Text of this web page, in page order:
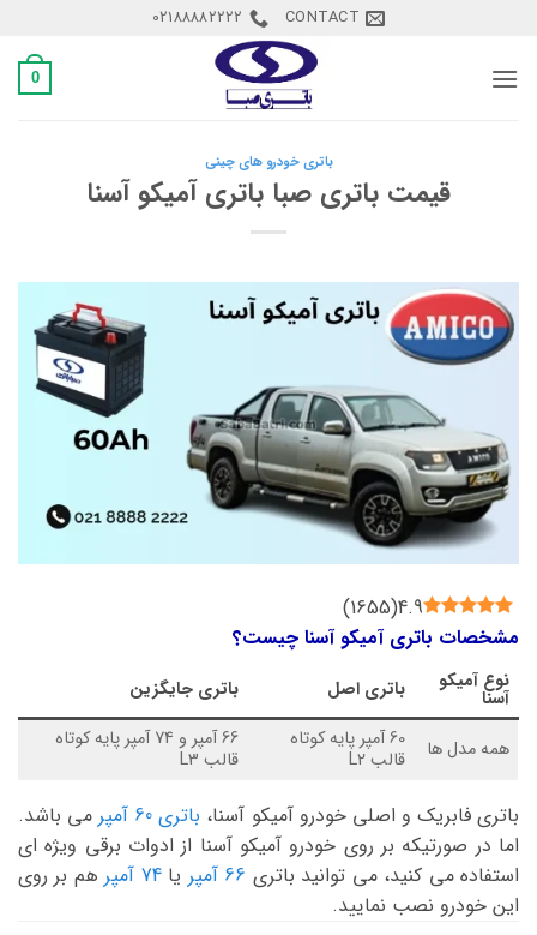
content
CONTACT
02188882222
0
باتری خودرو های چینی
قیمت باتری صبا باتری آمیکو آسنا
4.9
(
1655
)
مشخصات باتری آمیکو آسنا چیست؟
نوع آمیکو
آسنا باتری اصل باتری جایگزین
همه مدل ها 60 آمپر پایه کوتاه
قالب L2
66 آمپر و 74 آمپر پایه کوتاه
قالب L3
باتری فابریک و اصلی خودرو آمیکو آسنا، باتری 60 آمپر
می باشد.
اما در صورتیکه بر روی خودرو آمیکو آسنا از ادوات برقی ویژه ای
استفاده می کنید، می توانید باتری 66 آمپر یا74 آمپر
هم بر روی
این خودرو نصب نمایید.